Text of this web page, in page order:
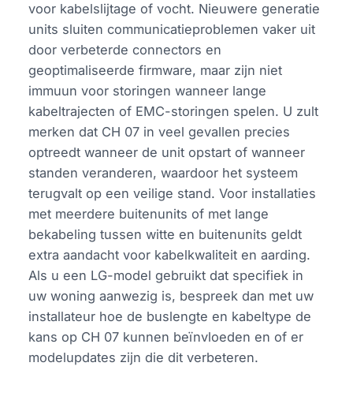
voor kabelslijtage of vocht. Nieuwere generatie
units sluiten communicatieproblemen vaker uit
door verbeterde connectors en
geoptimaliseerde firmware, maar zijn niet
immuun voor storingen wanneer lange
kabeltrajecten of EMC-storingen spelen. U zult
merken dat CH 07 in veel gevallen precies
optreedt wanneer de unit opstart of wanneer
standen veranderen, waardoor het systeem
terugvalt op een veilige stand. Voor installaties
met meerdere buitenunits of met lange
bekabeling tussen witte en buitenunits geldt
extra aandacht voor kabelkwaliteit en aarding.
Als u een LG-model gebruikt dat specifiek in
uw woning aanwezig is, bespreek dan met uw
installateur hoe de buslengte en kabeltype de
kans op CH 07 kunnen beïnvloeden en of er
modelupdates zijn die dit verbeteren.